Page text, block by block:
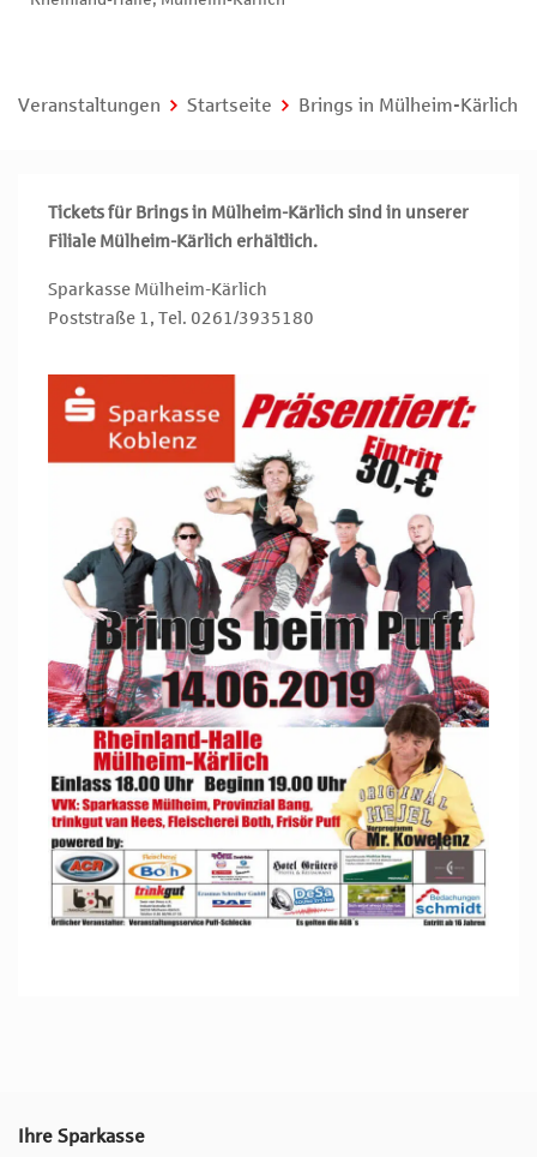
Veranstaltungen Startseite Brings in Mülheim-Kärlich
Tickets für Brings in Mülheim-Kärlich sind in unserer
Filiale Mülheim-Kärlich erhältlich.
Sparkasse Mülheim-Kärlich
Poststraße 1, Tel. 0261/3935180
Ihre Sparkasse